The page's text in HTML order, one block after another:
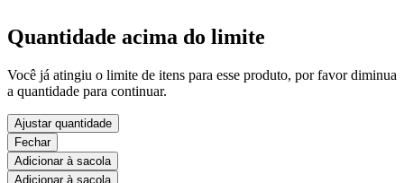
Quantidade acima do limite
Você já atingiu o limite de itens para esse produto, por favor diminua
a quantidade para continuar.
Ajustar quantidade
Fechar
Adicionar à sacola
Adicionar à sacola